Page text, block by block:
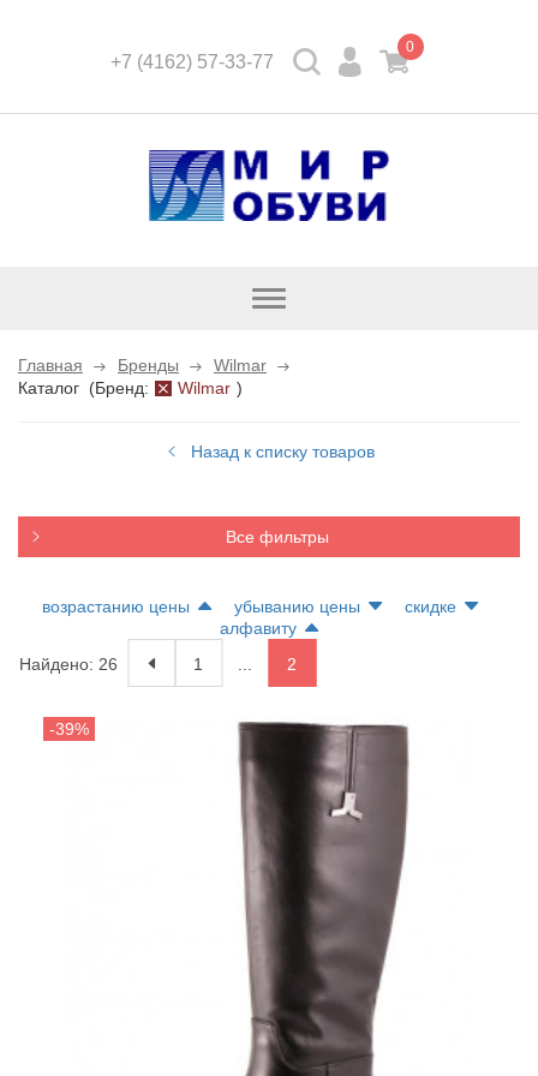
+7 (4162) 57-33-77
0
Открыть
Главная Бренды
Wilmar
Каталог (Бренд: Wilmar )
Назад к списку товаров
Все фильтры
возрастанию цены убыванию цены
скидке
алфавиту
Найдено: 26
1 2